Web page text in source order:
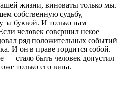
жизни, виноваты только мы.
собственную судьбу,
за буквой. И только нам
человек совершил некое
ряд положительных событий
И он в праве гордится собой.
— стало быть человек допустил
только его вина.